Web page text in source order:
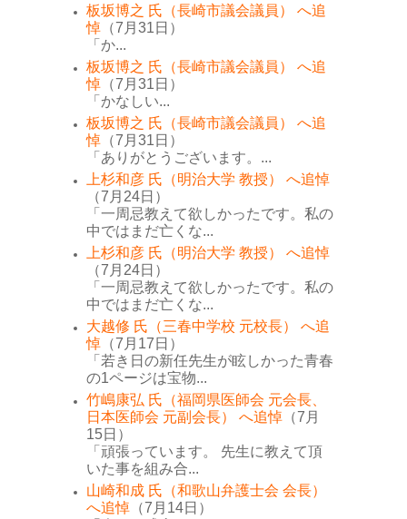
板坂博之 氏（長崎市議会議員） へ追
悼 （7月31日）
「か...
板坂博之 氏（長崎市議会議員） へ追
悼 （7月31日）
「かなしい...
板坂博之 氏（長崎市議会議員） へ追
悼 （7月31日）
「ありがとうございます。...
上杉和彦 氏（明治大学 教授） へ追悼
（7月24日）
「一周忌教えて欲しかったです。私の
中ではまだ亡くな...
上杉和彦 氏（明治大学 教授） へ追悼
（7月24日）
「一周忌教えて欲しかったです。私の
中ではまだ亡くな...
大越修 氏（三春中学校 元校長） へ追
悼 （7月17日）
「若き日の新任先生が眩しかった青春
の1ページは宝物...
竹嶋康弘 氏（福岡県医師会 元会長、
日本医師会 元副会長） へ追悼 （7月
15日）
「頑張っています。 先生に教えて頂
いた事を組み合...
山崎和成 氏（和歌山弁護士会 会長）
へ追悼 （7月14日）